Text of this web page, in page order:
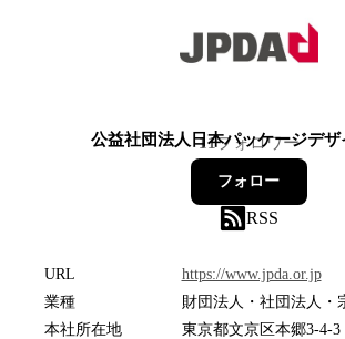
公益社団法人日本パッケージデザ
11フォロワー
フォロー
RSS
URL
https://www.jpda.or.jp
業種
財団法人・社団法人・
本社所在地
東京都文京区本郷3-4-